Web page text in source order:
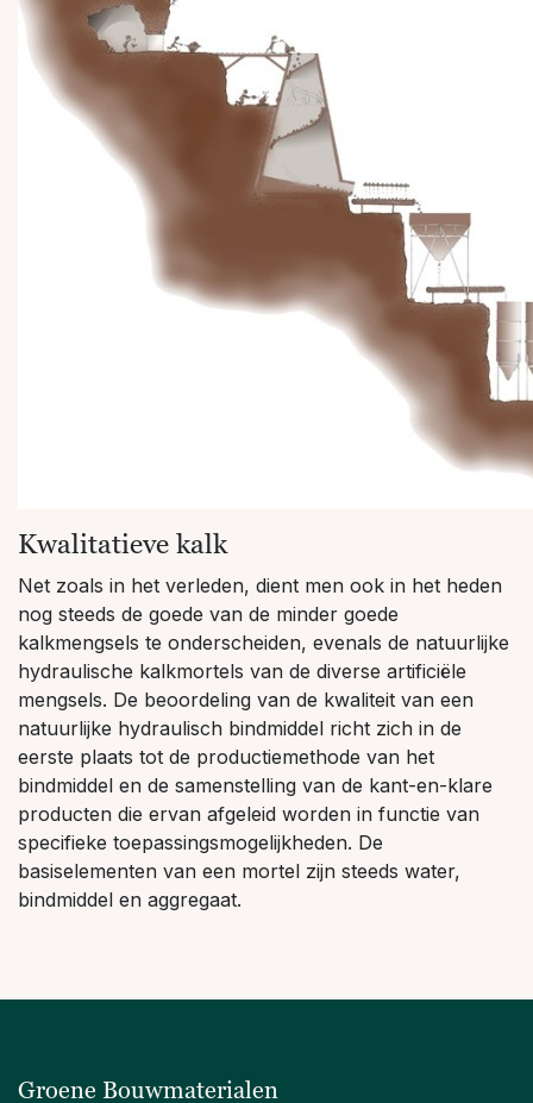
Kwalitatieve kalk
Net zoals in het verleden, dient men ook in het heden
nog steeds de goede van de minder goede
kalkmengsels te onderscheiden, evenals de natuurlijke
hydraulische kalkmortels van de diverse artificiële
mengsels. De beoordeling van de kwaliteit van een
natuurlijke hydraulisch bindmiddel richt zich in de
eerste plaats tot de productiemethode van het
bindmiddel en de samenstelling van de kant-en-klare
producten die ervan afgeleid worden in functie van
specifieke toepassingsmogelijkheden. De
basiselementen van een mortel zijn steeds water,
bindmiddel en aggregaat.
Groene Bouwmaterialen